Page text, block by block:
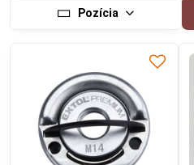
Pozícia